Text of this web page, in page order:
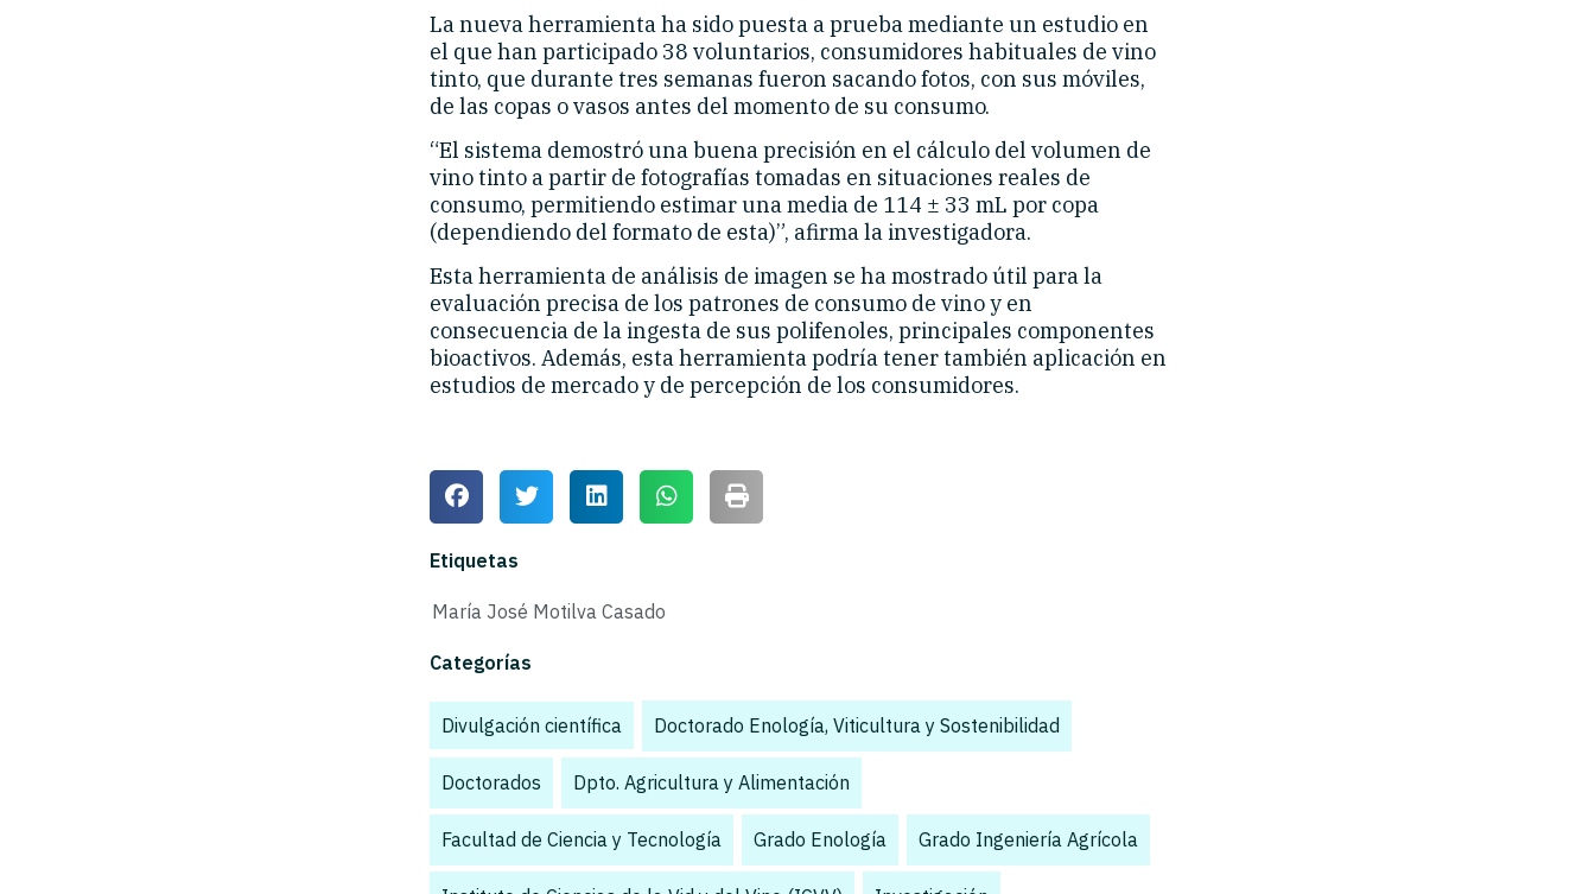
La nueva herramienta ha sido puesta a prueba mediante un estudio en
el que han participado 38 voluntarios, consumidores habituales de vino
tinto, que durante tres semanas fueron sacando fotos, con sus móviles,
de las copas o vasos antes del momento de su consumo.
“El sistema demostró una buena precisión en el cálculo del volumen de
vino tinto a partir de fotografías tomadas en situaciones reales de
consumo, permitiendo estimar una media de 114 ± 33 mL por copa
(dependiendo del formato de esta)”, afirma la investigadora.
Esta herramienta de análisis de imagen se ha mostrado útil para la
evaluación precisa de los patrones de consumo de vino y en
consecuencia de la ingesta de sus polifenoles, principales componentes
bioactivos. Además, esta herramienta podría tener también aplicación en
estudios de mercado y de percepción de los consumidores.
Etiquetas
María José Motilva Casado
Categorías
Divulgación científica Doctorado Enología, Viticultura y Sostenibilidad
Doctorados Dpto. Agricultura y Alimentación
Facultad de Ciencia y Tecnología Grado Enología Grado Ingeniería Agrícola